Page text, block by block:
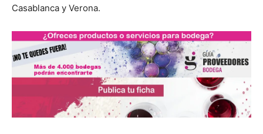
Casablanca y Verona.